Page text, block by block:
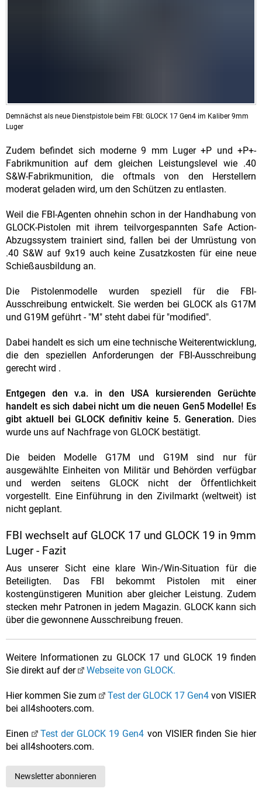
Demnächst als neue Dienstpistole beim FBI: GLOCK 17 Gen4 im Kaliber 9mm
Luger
Zudem befindet sich moderne 9 mm Luger +P und +P+-
Fabrikmunition auf dem gleichen Leistungslevel wie .40
S&W-Fabrikmunition, die oftmals von den Herstellern
moderat geladen wird, um den Schützen zu entlasten.
Weil die FBI-Agenten ohnehin schon in der Handhabung von
GLOCK-Pistolen mit ihrem teilvorgespannten Safe Action-
Abzugssystem trainiert sind, fallen bei der Umrüstung von
.40 S&W auf 9x19 auch keine Zusatzkosten für eine neue
Schießausbildung an.
Die Pistolenmodelle wurden speziell für die FBI-
Ausschreibung entwickelt. Sie werden bei GLOCK als G17M
und G19M geführt - "M" steht dabei für "modified".
Dabei handelt es sich um eine technische Weiterentwicklung,
die den speziellen Anforderungen der FBI-Ausschreibung
gerecht wird .
Entgegen den v.a. in den USA kursierenden Gerüchte
handelt es sich dabei nicht um die neuen Gen5 Modelle! Es
gibt aktuell bei GLOCK definitiv keine 5. Generation. Dies
wurde uns auf Nachfrage von GLOCK bestätigt.
Die beiden Modelle G17M und G19M sind nur für
ausgewählte Einheiten von Militär und Behörden verfügbar
und werden seitens GLOCK nicht der Öffentlichkeit
vorgestellt. Eine Einführung in den Zivilmarkt (weltweit) ist
nicht geplant.
FBI wechselt auf GLOCK 17 und GLOCK 19 in 9mm
Luger - Fazit
Aus unserer Sicht eine klare Win-/Win-Situation für die
Beteiligten. Das FBI bekommt Pistolen mit einer
kostengünstigeren Munition aber gleicher Leistung. Zudem
stecken mehr Patronen in jedem Magazin. GLOCK kann sich
über die gewonnene Ausschreibung freuen.
Weitere Informationen zu GLOCK 17 und GLOCK 19 finden
Sie direkt auf der
Webseite von GLOCK.
Hier kommen Sie zum Test der GLOCK 17 Gen4von VISIER
bei all4shooters.com.
Einen Test der GLOCK 19 Gen4 von VISIER finden Sie hier
bei all4shooters.com.
Newsletter abonnieren